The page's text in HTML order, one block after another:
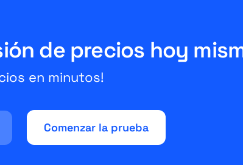
de precios hoy
en minutos!